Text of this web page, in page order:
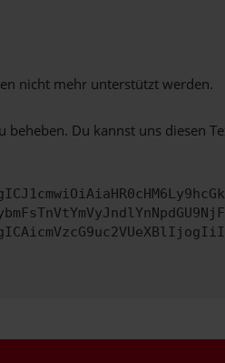
nicht mehr unterstützt werden.
Du kannst uns diesen